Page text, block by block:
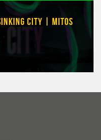
CITY | MITOS